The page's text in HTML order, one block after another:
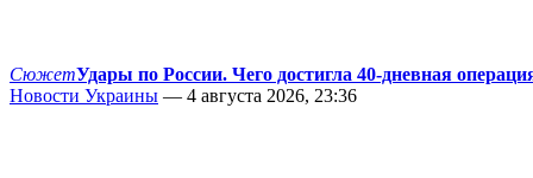
СюжетУдары по России. Чего достигла 40-дневная
Новости Украины — 4 августа 2026, 23:36